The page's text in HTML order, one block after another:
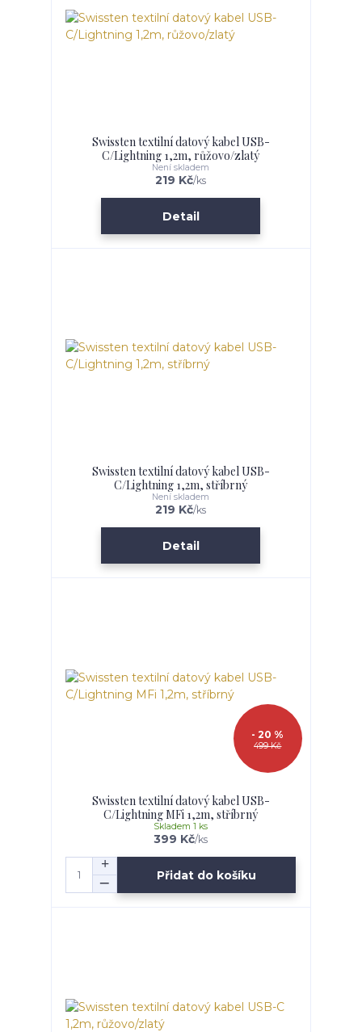
Swissten textilní datový kabel USB-
C/Lightning 1,2m, růžovo/zlatý
219 Kč/ks
Není skladem
Detail
Swissten textilní datový kabel USB-
C/Lightning 1,2m, stříbrný
219 Kč/ks
Není skladem
Detail
499 Kč
- 20 %
Swissten textilní datový kabel USB-
C/Lightning MFi 1,2m, stříbrný
399 Kč/ks
Skladem 1 ks
Přidat do košíku